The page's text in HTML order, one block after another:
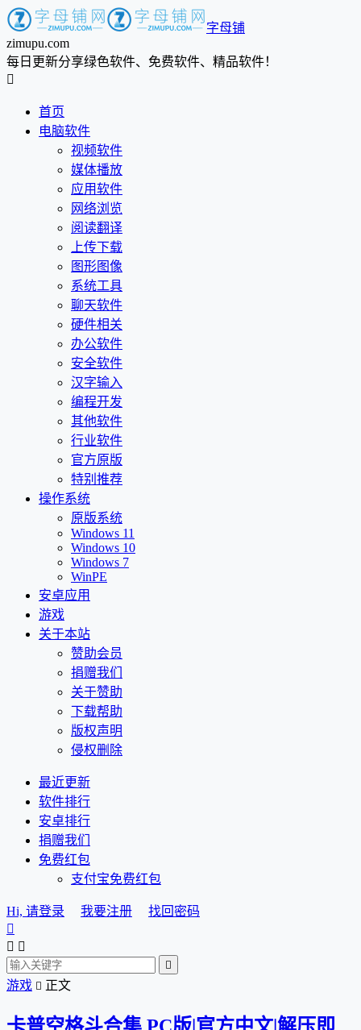
字母铺
zimupu.com
每日更新分享绿色软件、免费软件、精品软件！

首页
电脑软件
视频软件
媒体播放
应用软件
网络浏览
阅读翻译
上传下载
图形图像
系统工具
聊天软件
硬件相关
办公软件
安全软件
汉字输入
编程开发
其他软件
行业软件
官方原版
特别推荐
操作系统
原版系统
Windows 11
Windows 10
Windows 7
WinPE
安卓应用
游戏
关于本站
赞助会员
捐赠我们
关于赞助
下载帮助
版权声明
侵权删除
最近更新
软件排行
安卓排行
捐赠我们
免费红包
支付宝免费红包
Hi, 请登录 我要注册
找回密码

 

游戏  正文